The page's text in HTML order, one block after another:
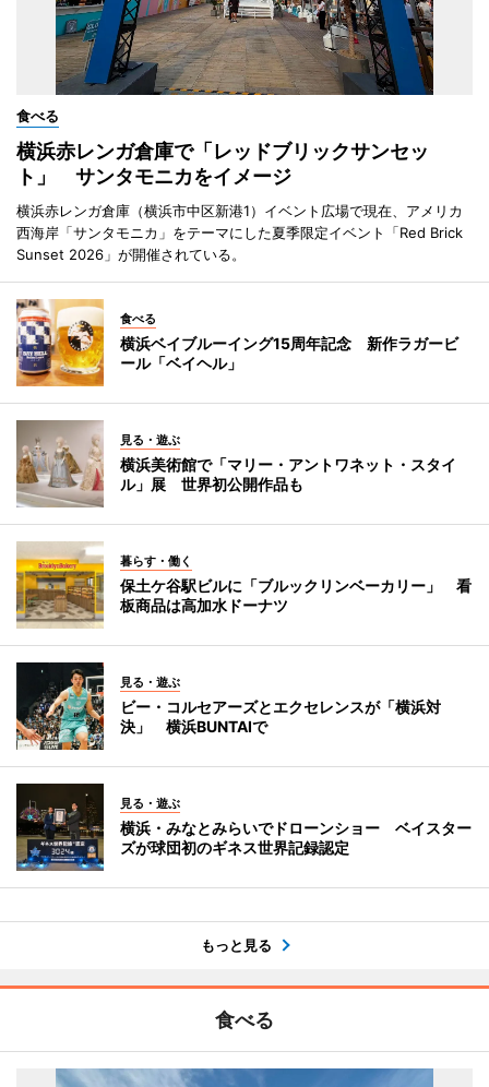
食べる
横浜赤レンガ倉庫で「レッドブリックサンセッ
ト」 サンタモニカをイメージ
横浜赤レンガ倉庫（横浜市中区新港1）イベント広場で現在、アメリカ
西海岸「サンタモニカ」をテーマにした夏季限定イベント「Red Brick
Sunset 2026」が開催されている。
食べる
横浜ベイブルーイング15周年記念 新作ラガービ
ール「ベイヘル」
見る・遊ぶ
横浜美術館で「マリー・アントワネット・スタイ
ル」展 世界初公開作品も
暮らす・働く
保土ケ谷駅ビルに「ブルックリンベーカリー」 看
板商品は高加水ドーナツ
見る・遊ぶ
ビー・コルセアーズとエクセレンスが「横浜対
決」 横浜BUNTAIで
見る・遊ぶ
横浜・みなとみらいでドローンショー ベイスター
ズが球団初のギネス世界記録認定
もっと見る
食べる